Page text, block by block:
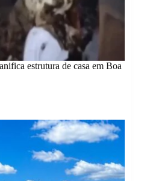
estrutura de casa em Boa